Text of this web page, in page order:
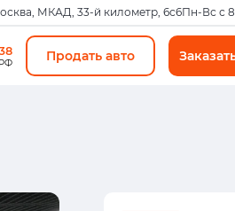
МКАД, 33-й километр, 6с6Пн-Вс с
Продать авто